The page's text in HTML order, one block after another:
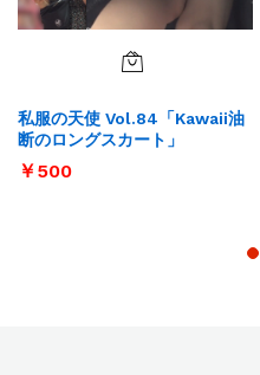
私服の天使 Vol.84「Kawaii油
断のロングスカート」
￥500